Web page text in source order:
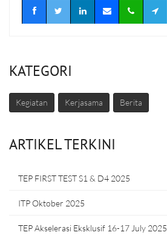
KATEGORI
Kegiatan Kerjasama Berita
ARTIKEL TERKINI
TEP FIRST TEST S1 & D4 2025
ITP Oktober 2025
TEP Akselerasi Eksklusif 16-17 July 2025